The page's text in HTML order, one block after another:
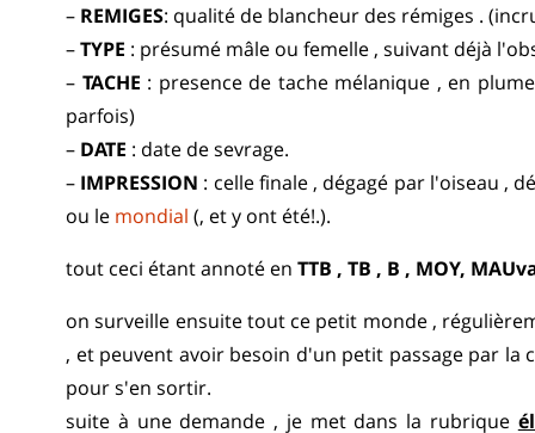
– REMIGES: qualité de blancheur des rémiges .
–TYPE : présumé mâle ou femelle , suivant déjà
– TACHE : presence de tache mélanique , en
parfois)
– DATE : date de sevrage.
– IMPRESSION : celle finale , dégagé par l'oiseau ,
ou le mondial (, et y ont été!.).
tout ceci étant annoté en TTB , TB , B , MOY,
on surveille ensuite tout ce petit monde ,
, et peuvent avoir besoin d'un petit passage par
pour s'en sortir.
suite à une demande , je met dans la rubrique